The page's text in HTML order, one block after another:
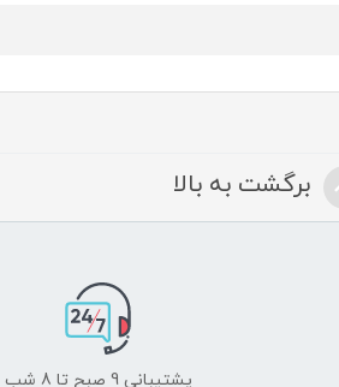
برگشت به بالا
پشتیبانی 9 صبح تا 8 شب